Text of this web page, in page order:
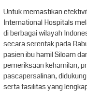
Untuk memastikan
International Hospitals
di berbagai wilayah
secara serentak pada
pasien ibu hamil Siloam
pemeriksaan kehamilan,
pascapersalinan,
serta fasilitas yang